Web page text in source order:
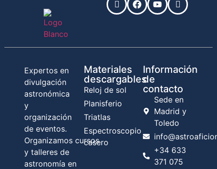
Expertos en
divulgación
astronómica
y
organización
de eventos.
Organizamos cursos
y talleres de
astronomía en
Materiales
descargables
Reloj de sol
Planisferio
Triatlas
Espectroscopio
casero
Información
de
contacto
Sede en
Madrid y
Toledo
+34 633
371 075